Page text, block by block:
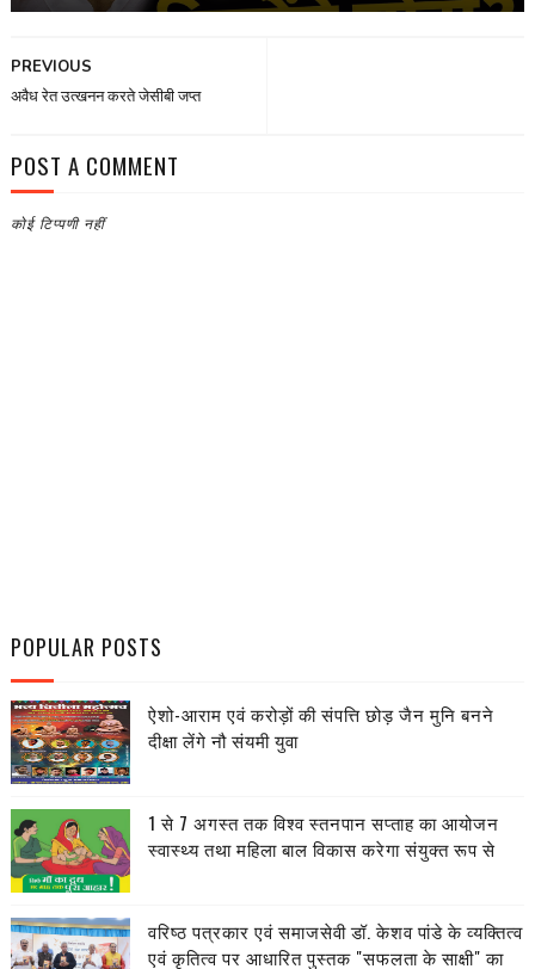
PREVIOUS
अवैध रेत उत्‍खनन करते जेसीबी जप्‍त
POST A COMMENT
कोई टिप्पणी नहीं
POPULAR POSTS
ऐशो-आराम एवं करोड़ों की संपत्ति छोड़ जैन मुनि बनने
दीक्षा लेंगे नौ संयमी युवा
1 से 7 अगस्त तक विश्व स्तनपान सप्ताह का आयोजन
स्वास्थ्य तथा महिला बाल विकास करेगा संयुक्त रूप से
वरिष्ठ पत्रकार एवं समाजसेवी डॉ. केशव पांडे के व्यक्तित्व
एवं कृतित्व पर आधारित पुस्तक "सफलता के साक्षी" का